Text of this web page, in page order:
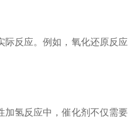
反应。例如，氧化还原反应
氢反应中，催化剂不仅需要